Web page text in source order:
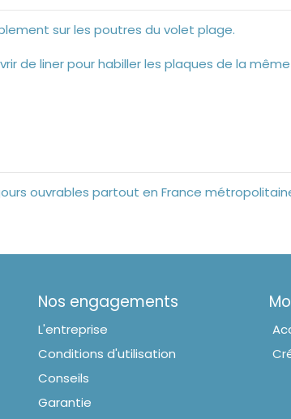
sur les poutres du volet plage.
de liner pour habiller les plaques de la
ouvrables partout en France
Nos engagements
L'entreprise
Conditions d'utilisation
Conseils
Garantie